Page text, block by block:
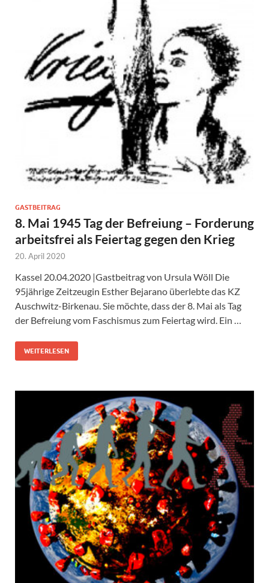
GASTBEITRAG
8. Mai 1945 Tag der Befreiung – Forderung
arbeitsfrei als Feiertag gegen den Krieg
20. April 2020
Kassel 20.04.2020 |Gastbeitrag von Ursula Wöll Die
95jährige Zeitzeugin Esther Bejarano überlebte das KZ
Auschwitz-Birkenau. Sie möchte, dass der 8. Mai als Tag
der Befreiung vom Faschismus zum Feiertag wird. Ein …
WEITERLESEN